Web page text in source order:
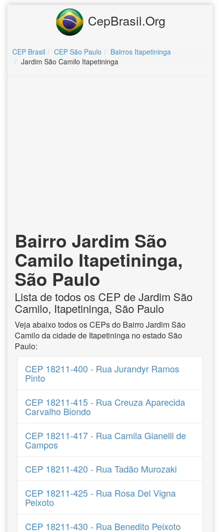
CepBrasil.Org
CEP Brasil CEP São Paulo
Bairros Itapetininga
Jardim São Camilo Itapetininga
Bairro Jardim São
Camilo Itapetininga,
São Paulo
Lista de todos os CEP de Jardim São
Camilo, Itapetininga, São Paulo
Veja abaixo todos os CEPs do Bairro Jardim São
Camilo da cidade de Itapetininga no estado São
Paulo:
CEP 18211-400 - Rua Jurandyr Ramos
Pinto
CEP 18211-415 - Rua Creuza Aparecida
Carvalho Biondo
CEP 18211-417 - Rua Camila Gianelli de
Campos
CEP 18211-420 - Rua Tadão Murozaki
CEP 18211-425 - Rua Rosa Del Vigna
Peixoto
CEP 18211-430 - Rua Benedito Peixoto